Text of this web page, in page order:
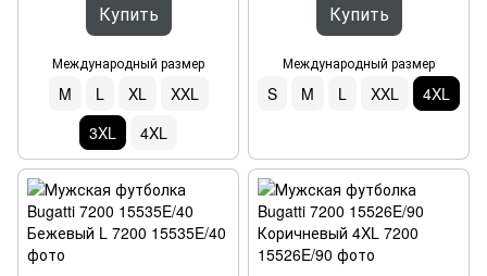
Купить
Международный размер
M L XL
XXL
3XL
4XL
Купить
Международный размер
S M L XXL 4XL